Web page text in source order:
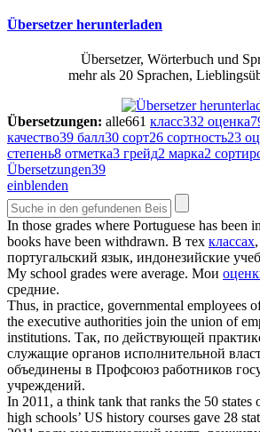
Übersetzer herunterladen
Übersetzer, Wörterbuch und
mehr als 20 Sprachen,
Übersetzungen: alle661 класс332 оценка
качество39 балл30 сорт26 сортность23
степень8 отметка3 грейд2 марка2
Übersetzungen39
einblenden
In those grades where Portuguese has been
books have been withdrawn. В тех классах
португальский язык, индонезийские
My school grades were average. Мои
средние.
Thus, in practice, governmental employees
the executive authorities join the union of
institutions. Так, по действующей
служащие органов исполнительной
объединены в Профсоюз работников
учреждений.
In 2011, a think tank that ranks the 50 states
high schools’ US history courses gave 28